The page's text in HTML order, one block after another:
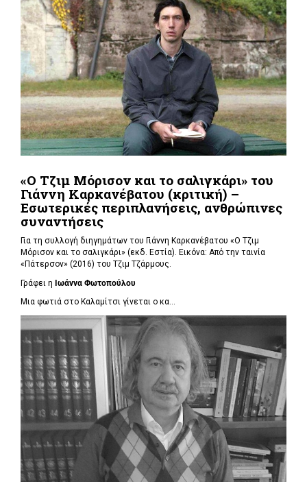
«Ο Τζιμ Μόρισον και το σαλιγκάρι» του
Γιάννη Καρκανέβατου (κριτική) –
Εσωτερικές περιπλανήσεις, ανθρώπινες
συναντήσεις
Για τη συλλογή διηγημάτων του Γιάννη Καρκανέβατου «Ο Τζιμ
Μόρισον και το σαλιγκάρι» (εκδ. Εστία). Εικόνα: Από την ταινία
«Πάτερσον» (2016) του Τζιμ Τζάρμους.
Γράφει η Ιωάννα Φωτοπούλου
Μια φωτιά στο Καλαμίτσι γίνεται ο κα...